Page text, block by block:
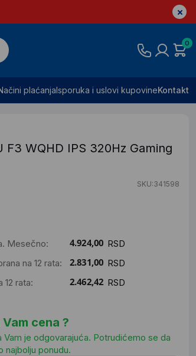
0
plaćanjaIsporuka i uslovi kupovineKontakt
F3 WQHD IPS 320Hz Gaming
SKU:341598
Mesečno:
RSD
na 12 rata:
RSD
12 rata:
RSD
cena ?
Vam je odgovarajuća. Potrudićemo se da
najbolju ponudu.